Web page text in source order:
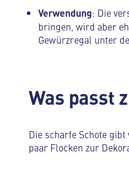
Verwendung: Die
bringen, wird aber
Gewürzregal unter
Was passt
Die scharfe Schote
paar Flocken zur